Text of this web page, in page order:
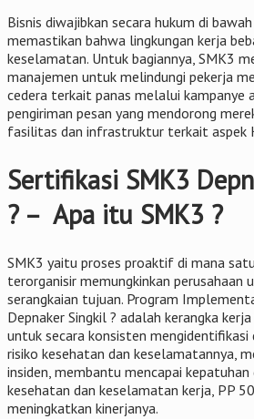
Bisnis diwajibkan secara hukum di
memastikan bahwa lingkungan kerja
keselamatan. Untuk bagiannya, SMK3
manajemen untuk melindungi pekerja
cedera terkait panas melalui kampanye
pengiriman pesan yang mendorong
fasilitas dan infrastruktur terkait aspek
Sertifikasi SMK3
? – Apa itu SMK3 ?
SMK3 yaitu proses proaktif di mana
terorganisir memungkinkan perusahaan
serangkaian tujuan. Program
Depnaker Singkil ? adalah kerangka
untuk secara konsisten mengidentifikasi
risiko kesehatan dan keselamatannya,
insiden, membantu mencapai kepatuhan
kesehatan dan keselamatan kerja, PP
meningkatkan kinerjanya.